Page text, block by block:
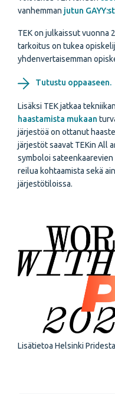
vanhemman jutun
TEK on julkaissut vuonna
tarkoitus on tukea
yhdenvertaisemman
Tutustu oppaaseen.
Lisäksi TEK jatkaa
haastamista mukaan
järjestöä on ottanut
järjestöt saavat TEKin All
symboloi
reilua kohtaamista sekä
järjestötiloissa.
Lisätietoa Helsinki